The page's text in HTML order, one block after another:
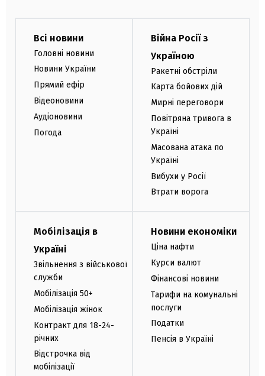
Всі новини
Головні новини
Новини України
Прямий ефір
Відеоновини
Аудіоновини
Погода
Війна Росії з
Україною
Ракетні обстріли
Карта бойових дій
Мирні переговори
Повітряна тривога в
Україні
Масована атака по
Україні
Вибухи у Росії
Втрати ворога
Мобілізація в
Україні
Звільнення з військової
служби
Мобілізація 50+
Мобілізація жінок
Контракт для 18-24-
річних
Відстрочка від
мобілізації
Новини економіки
Ціна нафти
Курси валют
Фінансові новини
Тарифи на комунальні
послуги
Податки
Пенсія в Україні